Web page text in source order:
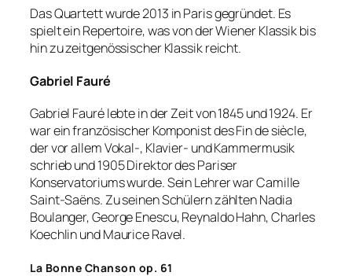
Das Quartett wurde 2013 in Paris gegründet. Es
spielt ein Repertoire, was von der Wiener Klassik bis
hin zu zeitgenössischer Klassik reicht.
Gabriel Fauré
Gabriel Fauré lebte in der Zeit von 1845 und 1924. Er
war ein französischer Komponist des Fin de siècle,
der vor allem Vokal-, Klavier- und Kammermusik
schrieb und 1905 Direktor des Pariser
Konservatoriums wurde. Sein Lehrer war Camille
Saint-Saëns. Zu seinen Schülern zählten Nadia
Boulanger, George Enescu, Reynaldo Hahn, Charles
Koechlin und Maurice Ravel.
La Bonne Chanson op. 61